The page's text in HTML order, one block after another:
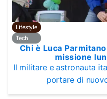
Lifestyle
Tech
Chi è Luca
missione
Il militare e astronauta
portare di